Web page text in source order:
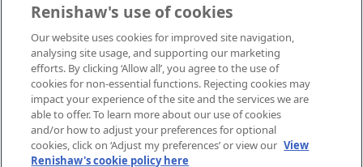
Renishaw's use of cookies
Our website uses cookies for improved site navigation,
analysing site usage, and supporting our marketing
efforts. By clicking ‘Allow all’, you agree to the use of
cookies for non-essential functions. Rejecting cookies may
impact your experience of the site and the services we are
able to offer. To learn more about our use of cookies
and/or how to adjust your preferences for optional
cookies, click on ‘Adjust my preferences’ or view our View
Renishaw's cookie policy here